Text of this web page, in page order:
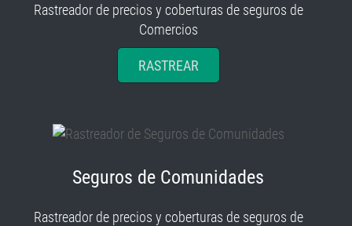
Rastreador de precios y coberturas de seguros de
Comercios
RASTREAR
Seguros de Comunidades
Rastreador de precios y coberturas de seguros de